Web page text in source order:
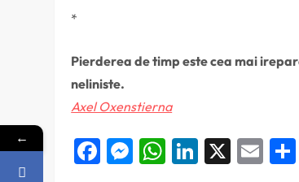
*
Pierderea de timp este cea mai
neliniste.
Axel Oxenstierna
Facebook
Messenger
WhatsApp
LinkedIn
X
←